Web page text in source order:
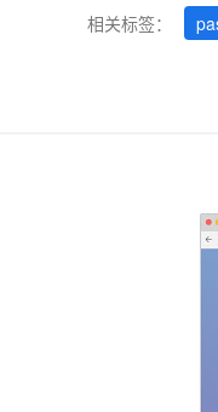
相关标签：